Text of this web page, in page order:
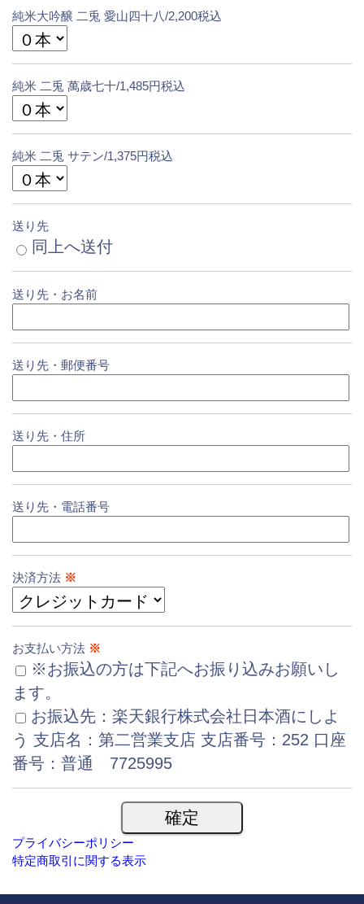
純米大吟醸 二兎 愛山四十八/2,200税込
純米 二兎 萬歳七十/1,485円税込
純米 二兎 サテン/1,375円税込
送り先
同上へ送付
送り先・お名前
送り先・郵便番号
送り先・住所
送り先・電話番号
決済方法 ※
お支払い方法 ※
※お振込の方は下記へお振り込みお願いし
ます。
お振込先：楽天銀行株式会社日本酒にしよ
う 支店名：第二営業支店 支店番号：252 口座
番号：普通 7725995
プライバシーポリシー
特定商取引に関する表示